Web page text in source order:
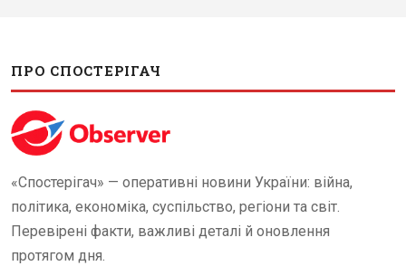
ПРО СПОСТЕРІГАЧ
«Спостерігач» — оперативні новини України: війна,
політика, економіка, суспільство, регіони та світ.
Перевірені факти, важливі деталі й оновлення
протягом дня.